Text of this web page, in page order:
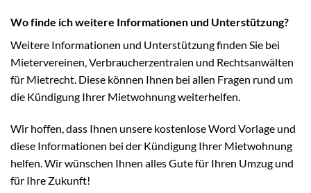
Wo finde ich weitere Informationen und Unterstützung?
Weitere Informationen und Unterstützung finden Sie bei
Mietervereinen, Verbraucherzentralen und Rechtsanwälten
für Mietrecht. Diese können Ihnen bei allen Fragen rund um
die Kündigung Ihrer Mietwohnung weiterhelfen.
Wir hoffen, dass Ihnen unsere kostenlose Word Vorlage und
diese Informationen bei der Kündigung Ihrer Mietwohnung
helfen. Wir wünschen Ihnen alles Gute für Ihren Umzug und
für Ihre Zukunft!